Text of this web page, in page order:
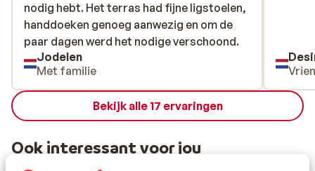
nodig hebt. Het terras had fijne ligstoelen,
handdoeken genoeg aanwezig en om de
paar dagen werd het nodige verschoond.
nodig hebt. Het terras had fijne ligstoelen,
handdoeken genoeg aanwezig en om de
paar dagen werd het nodige verschoond.
Jodelen
Met familie
Bekijk alle 17 ervaringen
Ook interessant voor jou